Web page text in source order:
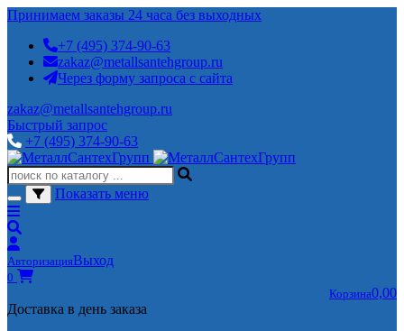
Принимаем заказы 24 часа без выходных
+7 (495) 374-90-63
zakaz@metallsantehgroup.ru
Через форму запроса с сайта
zakaz@metallsantehgroup.ru
Быстрый запрос
+7 (495) 374-90-63
Показать меню
АвторизацияВыход
0
Корзина0,00
Доставка в день заказа